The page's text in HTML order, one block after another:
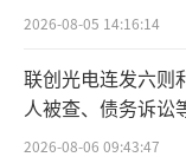
业绩增长
事实上，
道、推广都比
2026-08-05 14:16:14
联创光电连发六则
人被查、债务诉讼
所曾出具“保留意
2026-08-06 09:43:47